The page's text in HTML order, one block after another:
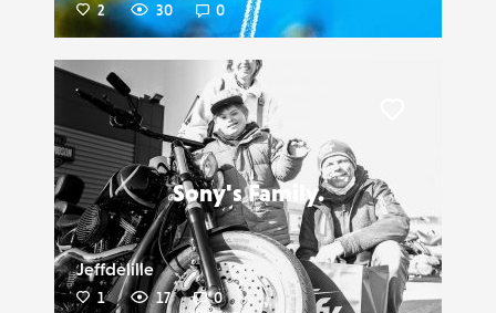
2 30 0
Sony's Family.
Jeffdelille
1 17 0